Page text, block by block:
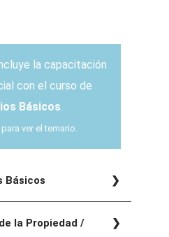
la capacitación
con el curso de
Básicos.
ver el temario.
Básicos
la Propiedad /